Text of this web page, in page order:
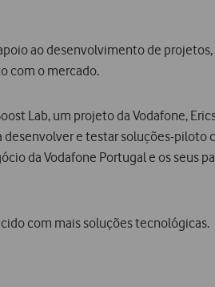
ao desenvolvimento de
com o mercado.
Lab, um projeto da Vodafone,
desenvolver e testar soluções-piloto
da Vodafone Portugal e os seus
com mais soluções tecnológicas.